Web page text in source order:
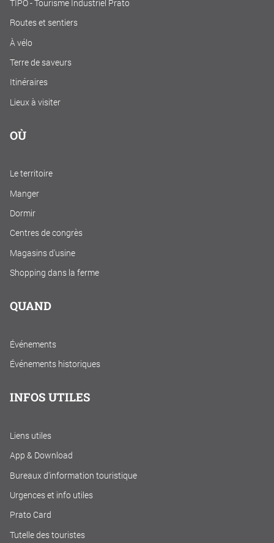
TIPO - Tourisme Industriel Prato
Routes et sentiers
À vélo
Terre de saveurs
Itinéraires
Lieux à visiter
OÙ
Le territoire
Manger
Dormir
Centres de congrès
Magasins d'usine
Shopping dans la ferme
QUAND
Événements
Événements historiques
INFOS UTILES
Liens utiles
App & Download
Bureaux d'information touristique
Urgences et info utiles
Prato Card
Tutelle des touristes